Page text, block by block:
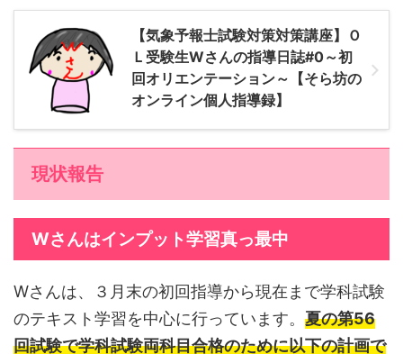
【気象予報士試験対策対策講座】Ｏ
Ｌ受験生Wさんの指導日誌#0～初
回オリエンテーション～【そら坊の
オンライン個人指導録】
現状報告
Wさんはインプット学習真っ最中
Wさんは、３月末の初回指導から現在まで学科試験
のテキスト学習を中心に行っています。 夏の第56
回試験で学科試験両科目合格のために以下の計画で